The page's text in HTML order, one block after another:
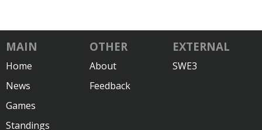
MAIN
Home
News
Games
Standings
OTHER
About
Feedback
EXTERNAL
SWE3